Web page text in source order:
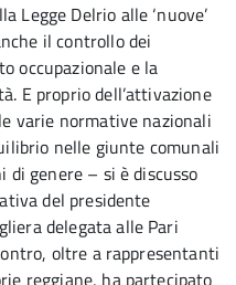
Legge Delrio alle ‘nuove’
il controllo dei
occupazionale e la
E proprio dell’attivazione
varie normative nazionali
nelle giunte comunali
genere – si è discusso
del presidente
delegata alle Pari
oltre a rappresentanti
reggiane, ha partecipato